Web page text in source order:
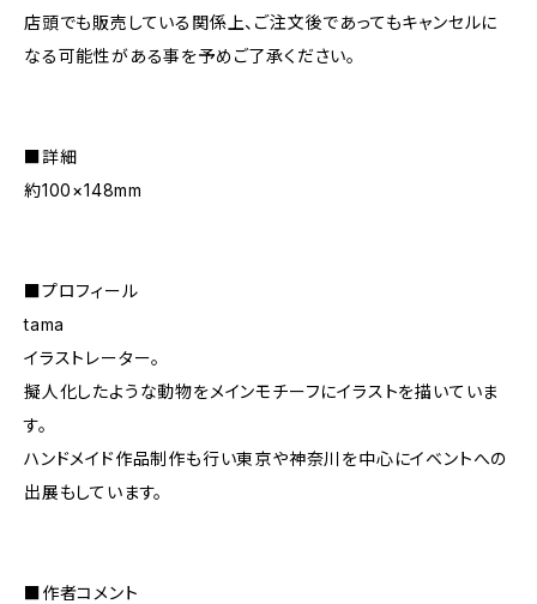
店頭でも販売している関係上、ご注文後であってもキャンセルに
なる可能性がある事を予めご了承ください。
■詳細
約100×148mm
■プロフィール
tama
イラストレーター。
擬人化したような動物をメインモチーフにイラストを描いていま
す。
ハンドメイド作品制作も行い東京や神奈川を中心にイベントへの
出展もしています。
■作者コメント